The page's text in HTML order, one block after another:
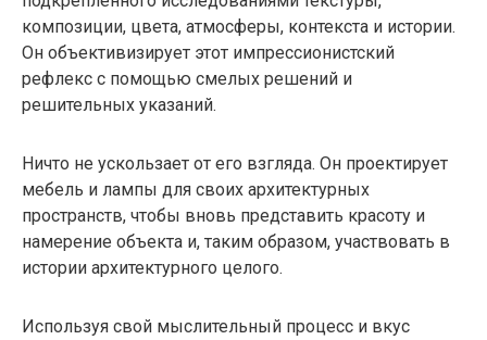
композиции, цвета, атмосферы, контекста и истории.
Он объективизирует этот импрессионистский
рефлекс с помощью смелых решений и
решительных указаний.
Ничто не ускользает от его взгляда. Он проектирует
мебель и лампы для своих архитектурных
пространств, чтобы вновь представить красоту и
намерение объекта и, таким образом, участвовать в
истории архитектурного целого.
Используя свой мыслительный процесс и вкус